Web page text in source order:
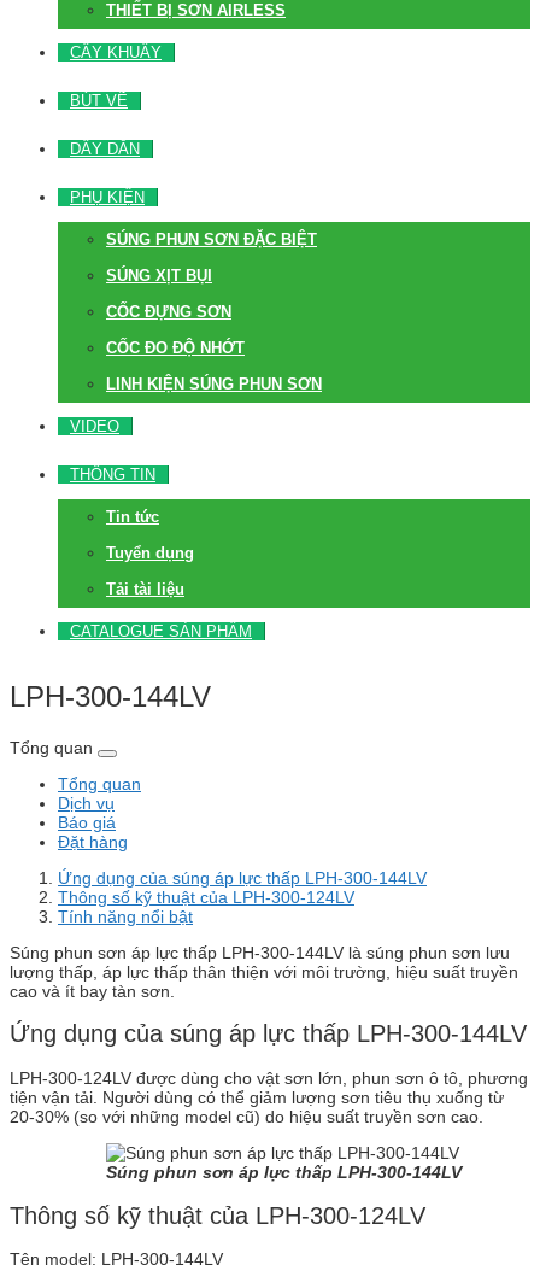
THIẾT BỊ SƠN AIRLESS
CÂY KHUẤY
BÚT VẼ
DÂY DẪN
PHỤ KIỆN
SÚNG PHUN SƠN ĐẶC BIỆT
SÚNG XỊT BỤI
CỐC ĐỰNG SƠN
CỐC ĐO ĐỘ NHỚT
LINH KIỆN SÚNG PHUN SƠN
VIDEO
THÔNG TIN
Tin tức
Tuyển dụng
Tải tài liệu
CATALOGUE SẢN PHẨM
LPH-300-144LV
Tổng quan
Tổng quan
Dịch vụ
Báo giá
Đặt hàng
Ứng dụng của súng áp lực thấp LPH-300-144LV
Thông số kỹ thuật của LPH-300-124LV
Tính năng nổi bật
Súng phun sơn áp lực thấp LPH-300-144LV là súng phun sơn lưu
lượng thấp, áp lực thấp thân thiện với môi trường, hiệu suất truyền
cao và ít bay tàn sơn.
Ứng dụng của súng áp lực thấp LPH-300-144LV
LPH-300-124LV được dùng cho vật sơn lớn, phun sơn ô tô, phương
tiện vận tải. Người dùng có thể giảm lượng sơn tiêu thụ xuống từ
20-30% (so với những model cũ) do hiệu suất truyền sơn cao.
Súng phun sơn áp lực thấp LPH-300-144LV
Thông số kỹ thuật của LPH-300-124LV
Tên model: LPH-300-144LV